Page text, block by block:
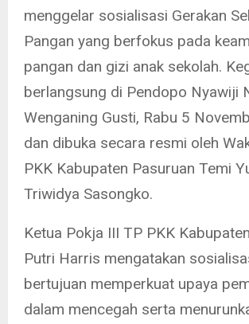
menggelar sosialisasi Gerakan
Pangan yang berfokus pada
pangan dan gizi anak sekolah.
berlangsung di Pendopo Nyawiji
Wenganing Gusti, Rabu 5
dan dibuka secara resmi oleh
PKK Kabupaten Pasuruan Temi
Triwidya Sasongko.
Ketua Pokja III TP PKK
Putri Harris mengatakan
bertujuan memperkuat upaya
dalam mencegah serta